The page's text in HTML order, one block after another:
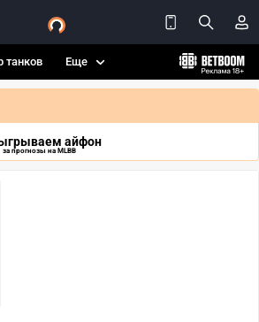
танков Еще
айфон
за прогнозы на MLBB